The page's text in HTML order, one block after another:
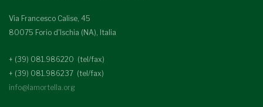
Via Francesco Calise, 45
80075 Forio d'Ischia (NA), Italia
+ (39) 081.986220 (tel/fax)
+ (39) 081.986237 (tel/fax)
info@lamortella.org